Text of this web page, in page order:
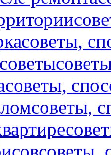
советы,
советы,
советы,